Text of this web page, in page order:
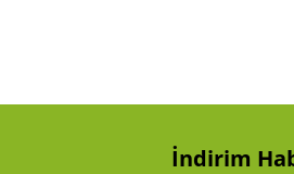
Ürün fiyatı diğer sitelerden daha
İndirim